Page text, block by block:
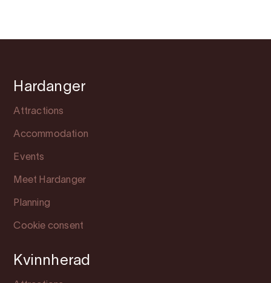
Hardanger
Attractions
Accommodation
Events
Meet Hardanger
Planning
Cookie consent
Kvinnherad